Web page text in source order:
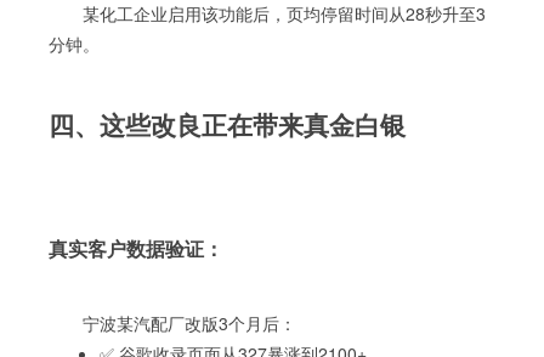
某化工企业启用该功能后，页均停留时间从28秒升至3
分钟。
四、这些改良正在带来真金白银
真实客户数据验证：
宁波某汽配厂改版3个月后：